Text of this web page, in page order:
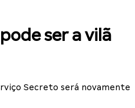
ser a vilã
Secreto será novamente